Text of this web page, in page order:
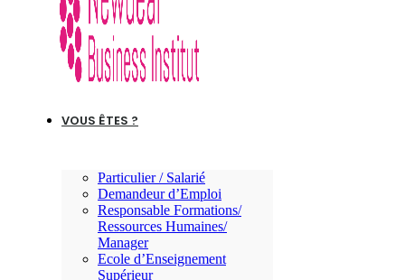
VOUS ÊTES ?
Particulier / Salarié
Demandeur d’Emploi
Responsable Formations/
Ressources Humaines/
Manager
Ecole d’Enseignement
Supérieur